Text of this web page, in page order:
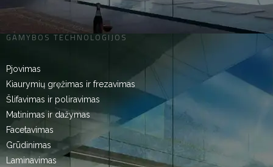
GAMYBOS TECHNOLOGIJOS
Pjovimas
Kiaurymių gręžimas ir frezavimas
Šlifavimas ir poliravimas
Matinimas ir dažymas
Facetavimas
Grūdinimas
Laminavimas